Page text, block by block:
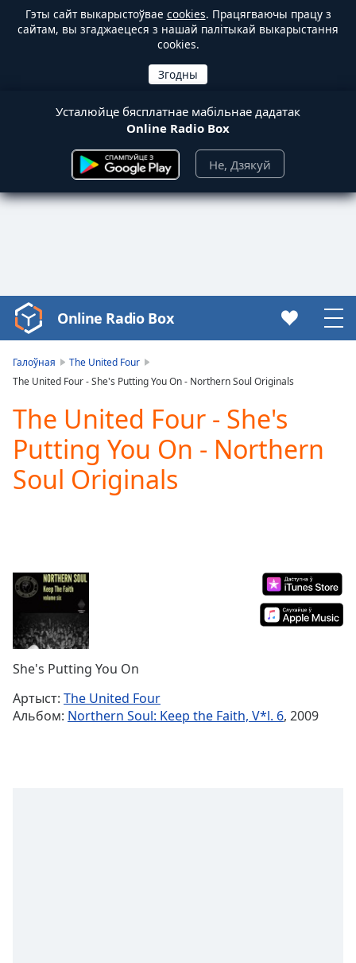
Гэты сайт выкарыстоўвае cookies. Працягваючы працу з
сайтам, вы згаджаецеся з нашай палітыкай выкарыстання
cookies.
Усталюйце бясплатнае мабільнае дадатак
Online Radio Box
Не, Дзякуй
Video
Player
loading.
Video
Play
Skip
Backward
Skip
Forward
Duration-:-
Loaded:
Stream
TypeLIVE
Seek to
live,
behind
liveLIVE
Online Radio Box
Галоўная
The United Four
The United Four - She's Putting You On - Northern Soul Originals
The United Four - She's
Putting You On - Northern
Soul Originals
She's Putting You On
Артыст: The United Four
Альбом: Northern Soul: Keep the Faith, V*l. 6, 2009